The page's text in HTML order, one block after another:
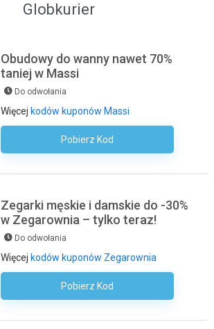
Globkurier
Obudowy do wanny nawet 70%
taniej w Massi
Do odwołania
Więcej kodów kuponów Massi
Pobierz Kod
Kod Nie Jest Wymagany
Zegarki męskie i damskie do -30%
w Zegarownia – tylko teraz!
Do odwołania
Więcej kodów kuponów Zegarownia
Pobierz Kod
Kod Nie Jest Wymagany